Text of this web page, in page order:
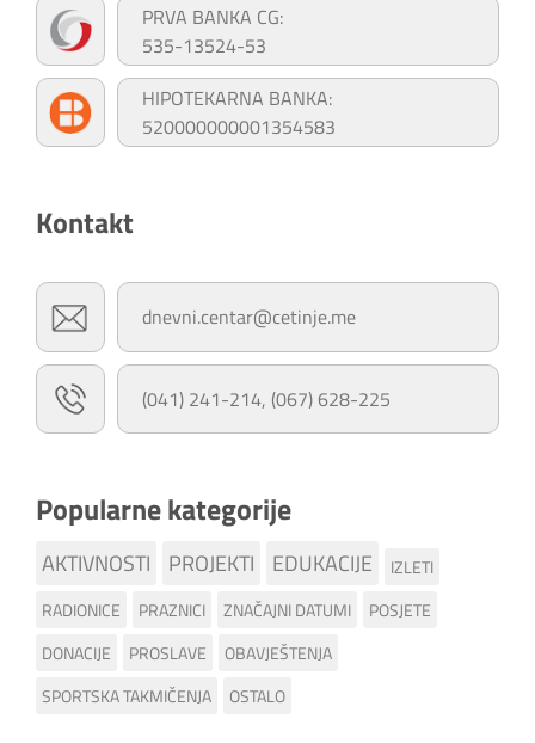
PRVA BANKA CG:
535-13524-53
HIPOTEKARNA BANKA:
520000000001354583
Kontakt
dnevni.centar@cetinje.me
(041) 241-214, (067) 628-225
Popularne kategorije
AKTIVNOSTI PROJEKTI EDUKACIJE
IZLETI
RADIONICE
PRAZNICI ZNAČAJNI DATUMI
POSJETE
DONACIJE
PROSLAVE
OBAVJEŠTENJA
SPORTSKA TAKMIČENJA
OSTALO